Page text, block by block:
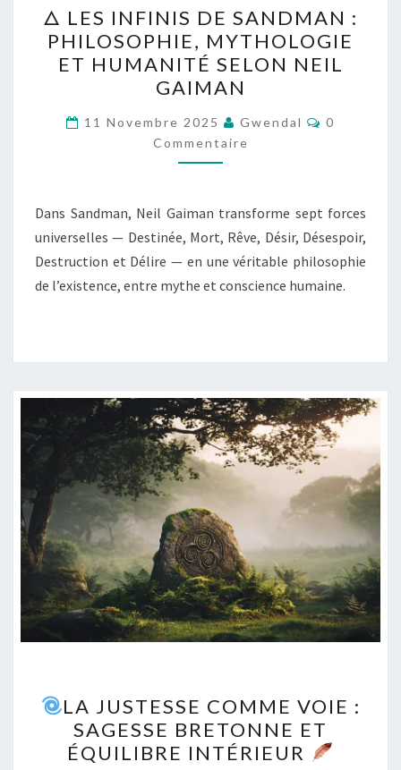
LES
INFINIS
DE
SANDMAN
:
PHILOSOPHIE,
MYTHOLOGIE
HUMANITÉ
SELON
NEIL
GAIMAN
🜂 LES INFINIS DE SANDMAN :
PHILOSOPHIE, MYTHOLOGIE
ET HUMANITÉ SELON NEIL
GAIMAN
11 Novembre 2025 Gwendal
0
Commentaire
Dans Sandman, Neil Gaiman transforme sept forces
universelles — Destinée, Mort, Rêve, Désir, Désespoir,
Destruction et Délire — en une véritable philosophie
de l’existence, entre mythe et conscience humaine.
LA
JUSTESSE
COMME
LA JUSTESSE COMME VOIE :
SAGESSE BRETONNE ET
ÉQUILIBRE INTÉRIEUR